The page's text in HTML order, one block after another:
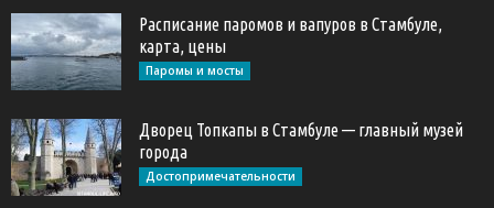
Расписание паромов и вапуров в Стамбуле,
карта, цены
Паромы и мосты
Дворец Топкапы в Стамбуле — главный музей
города
Достопримечательности